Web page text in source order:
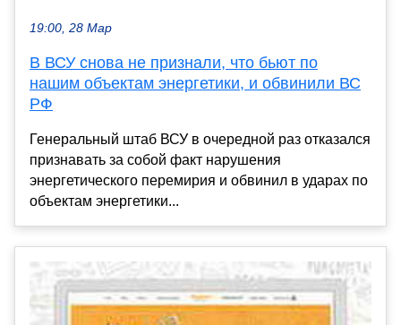
19:00, 28 Мар
В ВСУ снова не признали, что бьют по
нашим объектам энергетики, и обвинили ВС
РФ
Генеральный штаб ВСУ в очередной раз отказался
признавать за собой факт нарушения
энергетического перемирия и обвинил в ударах по
объектам энергетики...